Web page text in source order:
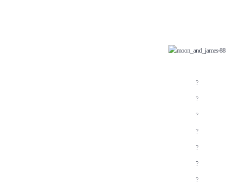
?
?
?
?
?
?
?